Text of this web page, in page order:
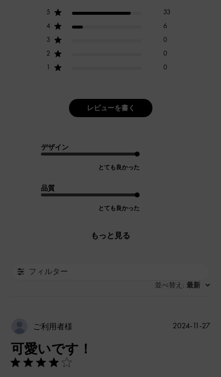
5
33
4
6
3
0
2
0
1
0
レビューを書く
デザイン
とても良かった
品質
とても良かった
もっと見る
フィルター
並べ替え : 最新
ご利用者様
可愛いです！
公
2024-11-27